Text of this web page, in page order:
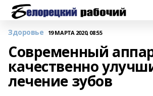
Здоровье 19 МАРТА 2020, 08:55
Современный
качественно
лечение зубов